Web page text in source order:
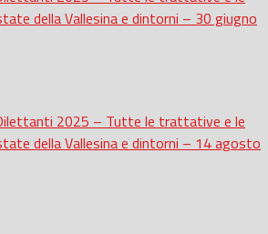
della Vallesina e dintorni – 30 giugno
2025 – Tutte le trattative e le
della Vallesina e dintorni – 14 agosto